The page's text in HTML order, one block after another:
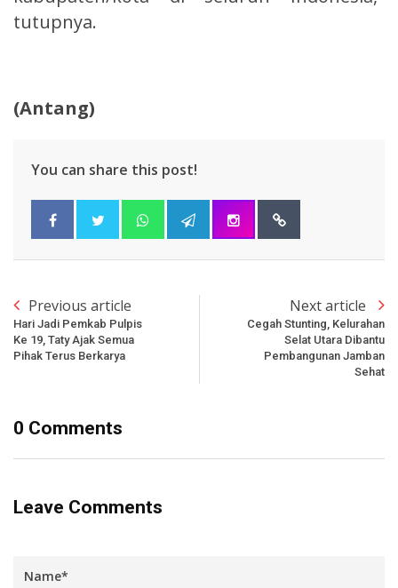
tutupnya.
(Antang)
You can share this post!
Previous article
Hari Jadi Pemkab Pulpis
Ke 19, Taty Ajak Semua
Pihak Terus Berkarya
Next article
Cegah Stunting, Kelurahan
Selat Utara Dibantu
Pembangunan Jamban
Sehat
0 Comments
Leave Comments